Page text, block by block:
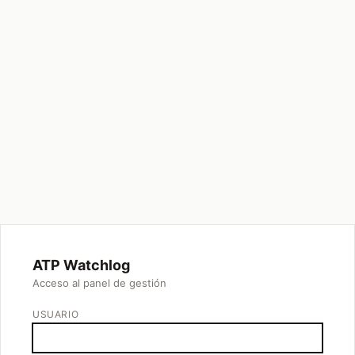
ATP Watchlog
Acceso al panel de gestión
USUARIO